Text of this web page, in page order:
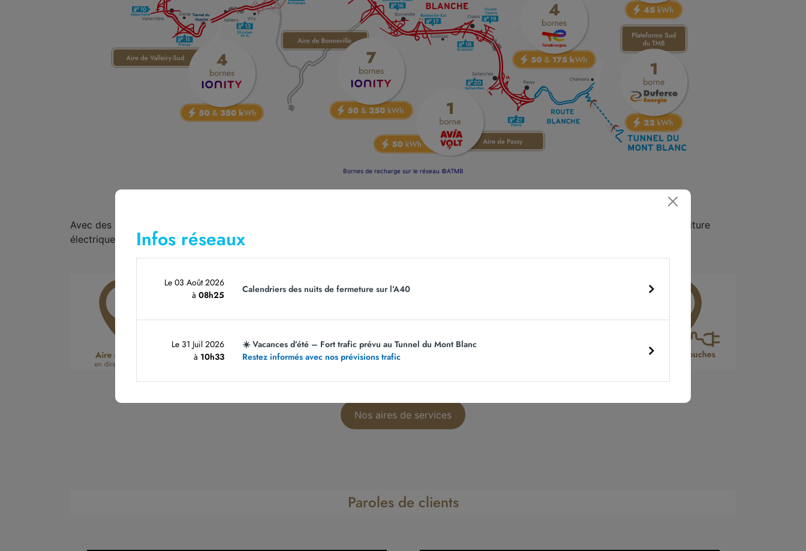
Bornes de recharge sur le réseau ©ATMB
Avec des puissances de borne allant de
votre voiture
électrique rapidement.
Nos aires de services
Paroles de clients
Infos réseaux
Le 03 Août 2026
à08h25
Calendriers des nuits de fermeture sur l’A40
Le 31 Juil 2026
à 10h33
☀️ Vacances d’été – Fort trafic prévu au Tunnel du Mont Blanc
Restez informés avec nos prévisions trafic